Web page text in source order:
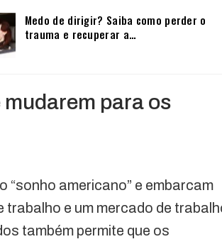
Medo de dirigir? Saiba como perder o
trauma e recuperar a…
para os
“sonho americano” e embarcam
e um mercado de
também permite que os